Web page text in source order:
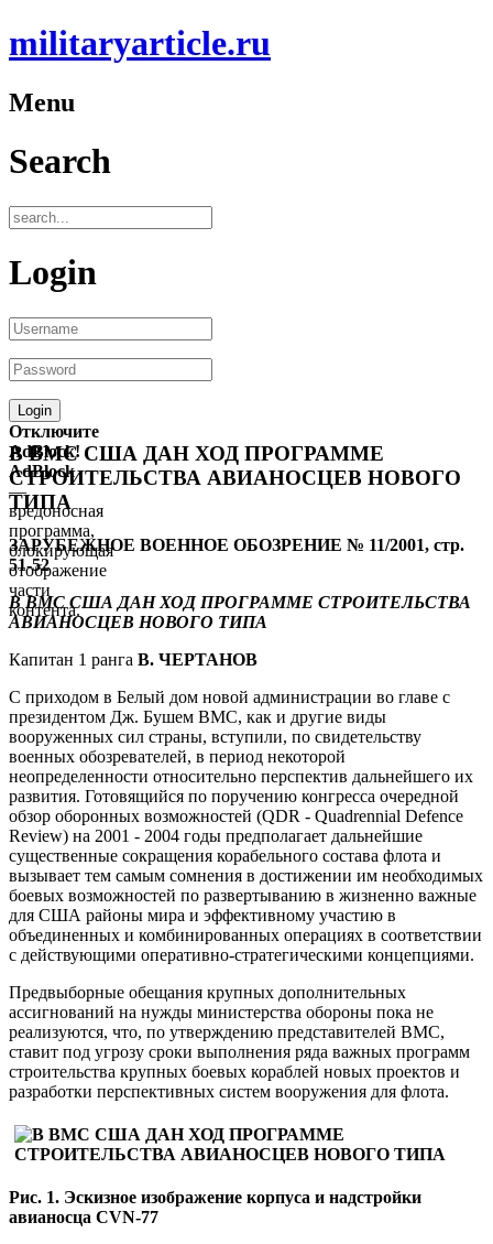
militaryarticle.ru
Menu
Search
Login
Отключите
AdBlock!
AdBlock
—
вредоносная
программа,
блокирующая
отображение
части
контента.
В ВМС США ДАН ХОД ПРОГРАММЕ
СТРОИТЕЛЬСТВА АВИАНОСЦЕВ НОВОГО
ТИПА
ЗАРУБЕЖНОЕ ВОЕННОЕ ОБОЗРЕНИЕ № 11/2001, стр.
51-52
В ВМС США ДАН ХОД ПРОГРАММЕ СТРОИТЕЛЬСТВА
АВИАНОСЦЕВ НОВОГО ТИПА
Капитан 1 ранга В. ЧЕРТАНОВ
С приходом в Белый дом новой администрации во главе с
президентом Дж. Бушем ВМС, как и другие виды
вооруженных сил страны, вступили, по свидетельству
военных обозревателей, в период некоторой
неопределенности относительно перспектив дальнейшего их
развития. Готовящийся по поручению конгресса очередной
обзор оборонных возможностей (QDR - Quadrennial Defence
Review) на 2001 - 2004 годы предполагает дальнейшие
существенные сокращения корабельного состава флота и
вызывает тем самым сомнения в достижении им необходимых
боевых возможностей по развертыванию в жизненно важные
для США районы мира и эффективному участию в
объединенных и комбинированных операциях в соответствии
с действующими оперативно-стратегическими концепциями.
Предвыборные обещания крупных дополнительных
ассигнований на нужды министерства обороны пока не
реализуются, что, по утверждению представителей ВМС,
ставит под угрозу сроки выполнения ряда важных программ
строительства крупных боевых кораблей новых проектов и
разработки перспективных систем вооружения для флота.
Рис. 1. Эскизное изображение корпуса и надстройки
авианосца CVN-77